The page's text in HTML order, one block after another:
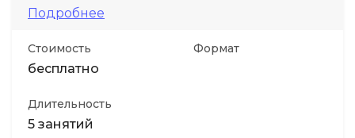
Подробнее
Стоимость
бесплатно
Формат
Длительность
5 занятий